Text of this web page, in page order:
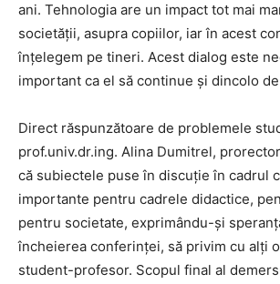
ani. Tehnologia are un impact tot mai
societății, asupra copiilor, iar în acest
înțelegem pe tineri. Acest dialog este
important ca el să continue și dincolo
Direct răspunzătoare de problemele
prof.univ.dr.ing. Alina Dumitrel,
că subiectele puse în discuție în cadrul
importante pentru cadrele didactice,
pentru societate, exprimându-și
încheierea conferinței, să privim cu alți
student-profesor. Scopul final al